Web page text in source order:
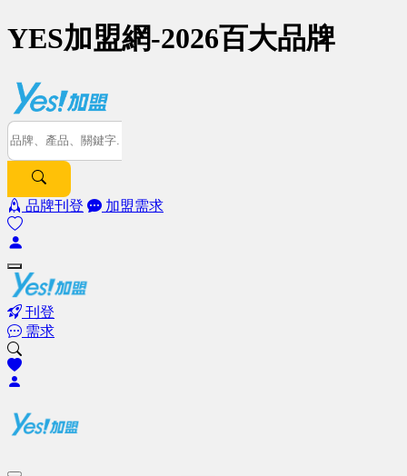
YES加盟網-2026百大品牌
品牌刊登 加盟需求
刊登
需求